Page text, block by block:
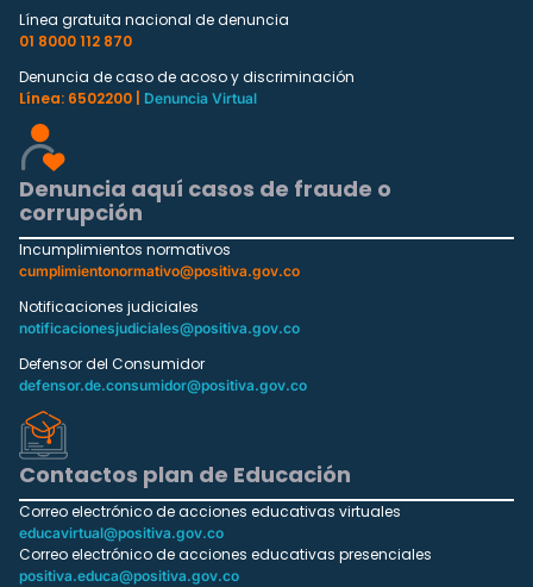
Línea gratuita nacional de denuncia
01 8000 112 870
Denuncia de caso de acoso y discriminación
Línea: 6502200 |
Denuncia Virtual
Denuncia aquí casos de fraude o
corrupción
Incumplimientos normativos
cumplimientonormativo@positiva.gov.co
Notificaciones judiciales
notificacionesjudiciales@positiva.gov.co
Defensor del Consumidor
defensor.de.consumidor@positiva.gov.co
Contactos plan de Educación
Correo electrónico de acciones educativas virtuales
educavirtual@positiva.gov.co
Correo electrónico de acciones educativas presenciales
positiva.educa@positiva.gov.co